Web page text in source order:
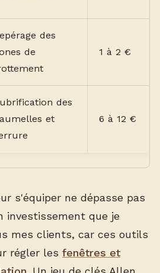
des
de
1 à 2 €
des
et
6 à 12 €
s'équiper ne dépasse pas
investissement que je
mes clients, car ces outils
régler les fenêtres et